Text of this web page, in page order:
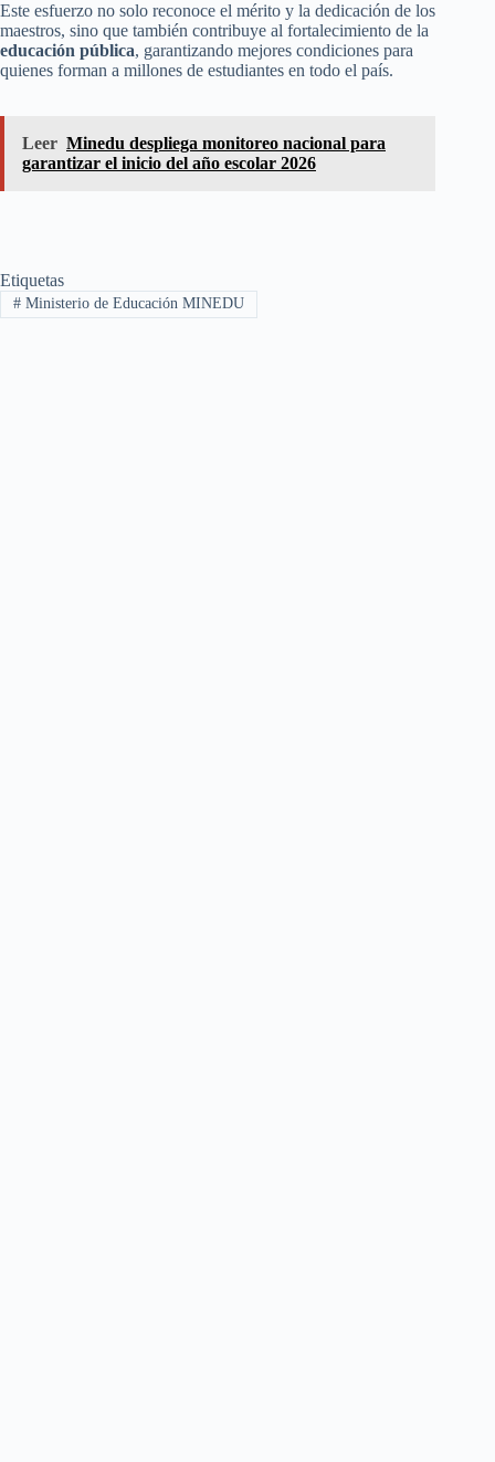
Este esfuerzo no solo reconoce el mérito y la dedicación de los
maestros, sino que también contribuye al fortalecimiento de la
educación pública, garantizando mejores condiciones para
quienes forman a millones de estudiantes en todo el país.
Leer Minedu despliega monitoreo nacional para
garantizar el inicio del año escolar 2026
Etiquetas
#Ministerio de Educación MINEDU